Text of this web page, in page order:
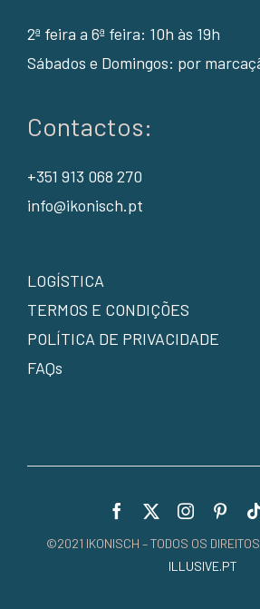
2ª feira a 6ª feira: 10h às 19h
Sábados e Domingos: por
Contactos:
+351 913 068 270
info@ikonisch.pt
LOGÍSTICA
TERMOS E CONDIÇÕES
POLÍTICA DE PRIVACIDADE
FAQs
©2021 IKONISCH – TODOS OS
ILLUSIVE.PT